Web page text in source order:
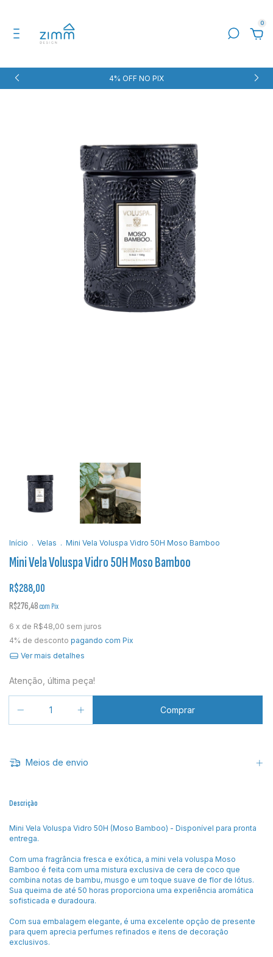
0
4% OFF NO PIX
Início . Velas . Mini Vela Voluspa Vidro 50H Moso Bamboo
Mini Vela Voluspa Vidro 50H Moso Bamboo
R$288,00
R$276,48com Pix
6 x de R$48,00 sem juros
4% de desconto pagando com Pix
Ver mais detalhes
Atenção, última peça!
Meios de envio
Descrição
Mini Vela Voluspa Vidro 50H (Moso Bamboo) - Disponível para pronta
entrega.
Com uma fragrância fresca e exótica, a mini vela voluspa Moso
Bamboo é feita com uma mistura exclusiva de cera de coco que
combina notas de bambu, musgo e um toque suave de flor de lótus.
Sua queima de até 50 horas proporciona uma experiência aromática
sofisticada e duradoura.
Com sua embalagem elegante, é uma excelente opção de presente
para quem aprecia perfumes refinados e itens de decoração
exclusivos.